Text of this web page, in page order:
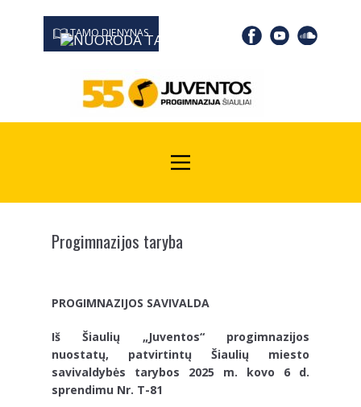
TAMO DIENYNAS
0667 19366
Progimnazijos taryba
PROGIMNAZIJOS SAVIVALDA
Iš Šiaulių „Juventos“ progimnazijos
nuostatų, patvirtintų Šiaulių miesto
savivaldybės tarybos 2025 m. kovo 6 d.
sprendimu Nr. T-81